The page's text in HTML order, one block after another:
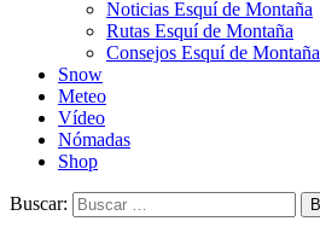
Noticias Esquí de Montaña
Rutas Esquí de Montaña
Consejos Esquí de Montaña
Snow
Meteo
Vídeo
Nómadas
Shop
Buscar: